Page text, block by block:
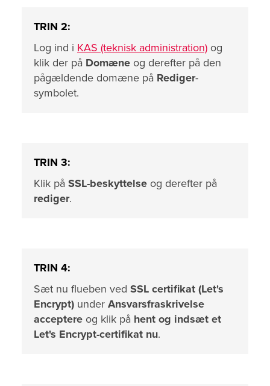
TRIN 2:
Log ind i KAS (teknisk administration) og
klik der på Domæne og derefter på den
pågældende domæne på Rediger-
symbolet.
TRIN 3:
Klik på SSL-beskyttelse og derefter på
rediger.
TRIN 4:
Sæt nu flueben ved SSL certifikat (Let's
Encrypt) under Ansvarsfraskrivelse
acceptere og klik på hent og indsæt et
Let's Encrypt-certifikat nu.